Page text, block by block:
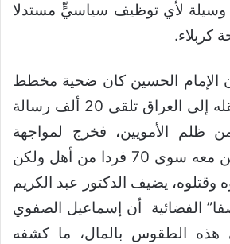
لأي توظيف سياسيٍّ مستدلا
كربلاء.
الإمام الحسين كان ضحية مخطط
للغدر به، إذ قبل تنقله إلى العراق تلقى 20 ألف رسالة
ظلم الأمويين، فخرج لمواجهة
مظلوميتهم ولم يكن معه سوى 70 فردا من أهل ولكن
وقتلوه، يضيف الدكتور عبد الكريم
الفضائية أن إسماعيل الصفوي
الطقوس بالمال، ما كشفه